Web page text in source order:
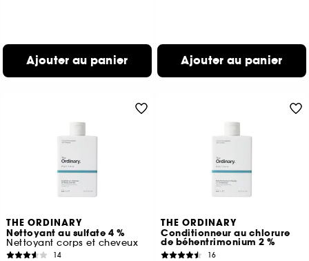
Ajouter au panier Ajouter au panier
THE ORDINARY
Nettoyant au sulfate 4 %
Nettoyant corps et cheveux
14
THE ORDINARY
Conditionneur au chlorure
de béhentrimonium 2 %
16